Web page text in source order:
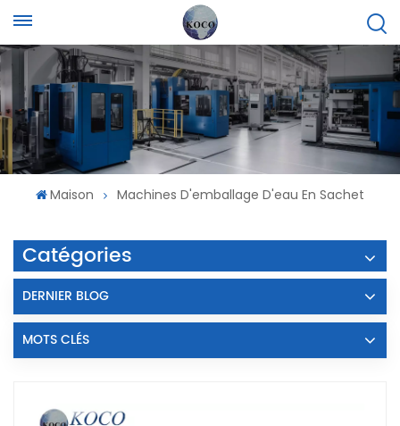
Maison Machines D'emballage D'eau En Sachet
Catégories
DERNIER BLOG
MOTS CLÉS